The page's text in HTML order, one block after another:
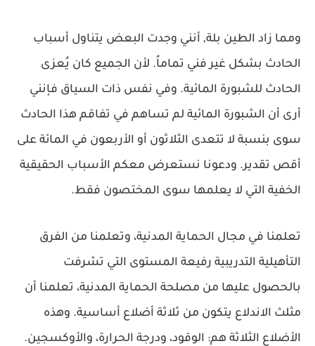
ومما زاد الطين بلة, أنني وجدت البعض يتناول أسباب
الحادث بشكل غير فني تماماُ. لأن الجميع كان يُعزى
الحادث للشبورة المائية. وفي نفس ذات السياق فإنني
أرى أن الشبورة المائية لم تساهم في تفاقم هذا الحادث
سوى بنسبة لا تتعدى الثلاثون أو الأربعون في المائة على
أقص تقدير. ودعونا نستعرض معكم الأسباب الحقيقية
الخفية التي لا يعلمها سوى المختصون فقط.
تعلمنا في مجال الحماية المدنية، وتعلمنا من الفرق
التأهيلية التدريبية رفيعة المستوى التي تشرفت
بالحصول عليها من مصلحة الحماية المدنية، تعلمنا أن
مثلث الاندلاع يتكون من ثلاثة أضلاع أساسية. وهذه
الأضلاع الثلاثة هم: الوقود، ودرجة الحرارة، والأوكسجين.